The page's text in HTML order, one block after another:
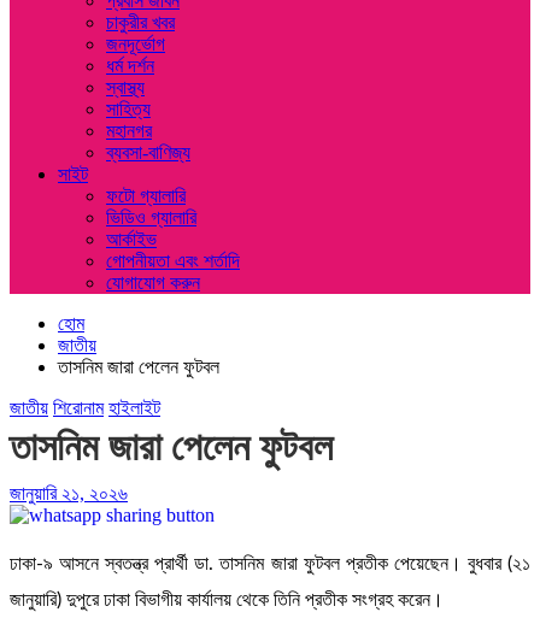
চাকুরীর খবর
জনদূর্ভোগ
ধর্ম দর্শন
স্বাস্থ্য
সাহিত্য
মহানগর
ব্যবসা-বাণিজ্য
সাইট
ফটো গ্যালারি
ভিডিও গ্যালারি
আর্কাইভ
গোপনীয়তা এবং শর্তাদি
যোগাযোগ করুন
হোম
জাতীয়
তাসনিম জারা পেলেন ফুটবল
জাতীয় শিরোনাম হাইলাইট
তাসনিম জারা পেলেন ফুটবল
জানুয়ারি ২১, ২০২৬
ঢাকা-৯ আসনে স্বতন্ত্র প্রার্থী ডা. তাসনিম জারা ফুটবল প্রতীক পেয়েছেন। বুধবার (২১
জানুয়ারি) দুপুরে ঢাকা বিভাগীয় কার্যালয় থেকে তিনি প্রতীক সংগ্রহ করেন।